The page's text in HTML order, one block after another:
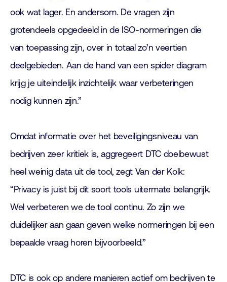
ook wat lager. En andersom. De vragen zijn
grotendeels opgedeeld in de ISO-normeringen die
van toepassing zijn, over in totaal zo’n veertien
deelgebieden. Aan de hand van een spider diagram
krijg je uiteindelijk inzichtelijk waar verbeteringen
nodig kunnen zijn.”
Omdat informatie over het beveiligingsniveau van
bedrijven zeer kritiek is, aggregeert DTC doelbewust
heel weinig data uit de tool, zegt Van der Kolk:
“Privacy is juist bij dit soort tools uitermate belangrijk.
Wel verbeteren we de tool continu. Zo zijn we
duidelijker aan gaan geven welke normeringen bij een
bepaalde vraag horen bijvoorbeeld.”
DTC is ook op andere manieren actief om bedrijven te